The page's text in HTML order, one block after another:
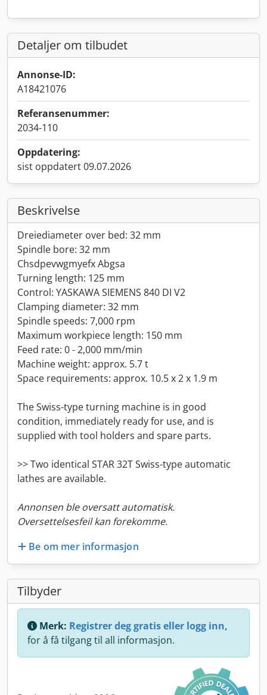
Detaljer om tilbudet
Annonse-ID:
A18421076
Referansenummer:
2034-110
Oppdatering:
sist oppdatert 09.07.2026
Beskrivelse
Dreiediameter over bed: 32 mm
Spindle bore: 32 mm
Chsdpevwgmyefx Abgsa
Turning length: 125 mm
Control: YASKAWA SIEMENS 840 DI V2
Clamping diameter: 32 mm
Spindle speeds: 7,000 rpm
Maximum workpiece length: 150 mm
Feed rate: 0 - 2,000 mm/min
Machine weight: approx. 5.7 t
Space requirements: approx. 10.5 x 2 x 1.9 m
The Swiss-type turning machine is in good
condition, immediately ready for use, and is
supplied with tool holders and spare parts.
>> Two identical STAR 32T Swiss-type automatic
lathes are available.
Annonsen ble oversatt automatisk.
Oversettelsesfeil kan forekomme.
Be om mer informasjon
Tilbyder
Merk: Registrer deg gratis eller logg inn,
for å få tilgang til all informasjon.